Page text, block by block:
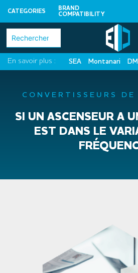
CATEGORIES
BRAND
COMPATIBILITY
Skip
content
Rechercher :
En savoir plus : SEA Montanari
CONVERTISSEURS DE
SI UN ASCENSEUR A
EST DANS LE